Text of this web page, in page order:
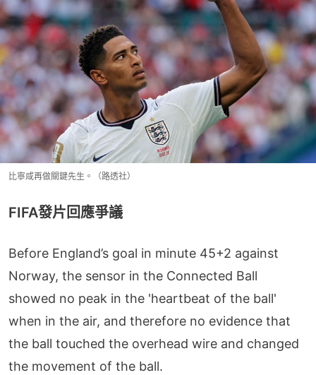
比寧咸再做關鍵先生。（路透社）
FIFA發片回應爭議
Before England’s goal in minute 45+2 against
Norway, the sensor in the Connected Ball
showed no peak in the 'heartbeat of the ball'
when in the air, and therefore no evidence that
the ball touched the overhead wire and changed
the movement of the ball.